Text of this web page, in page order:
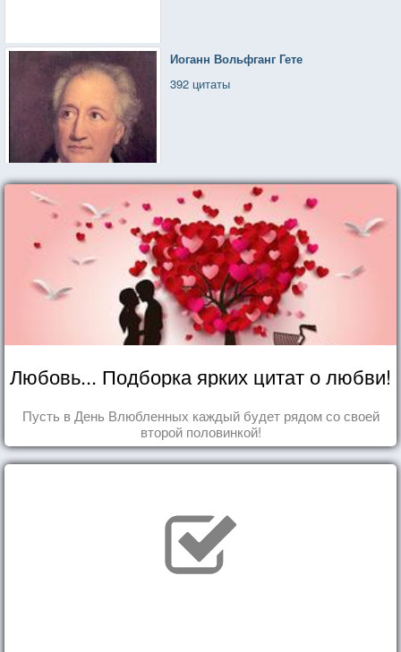
Иоганн Вольфганг Гете
392 цитаты
Любовь... Подборка ярких цитат о любви!
Пусть в День Влюбленных каждый будет рядом со своей
второй половинкой!